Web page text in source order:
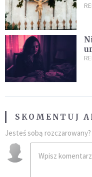
I
SKOMENTUJ
Jesteś sobą